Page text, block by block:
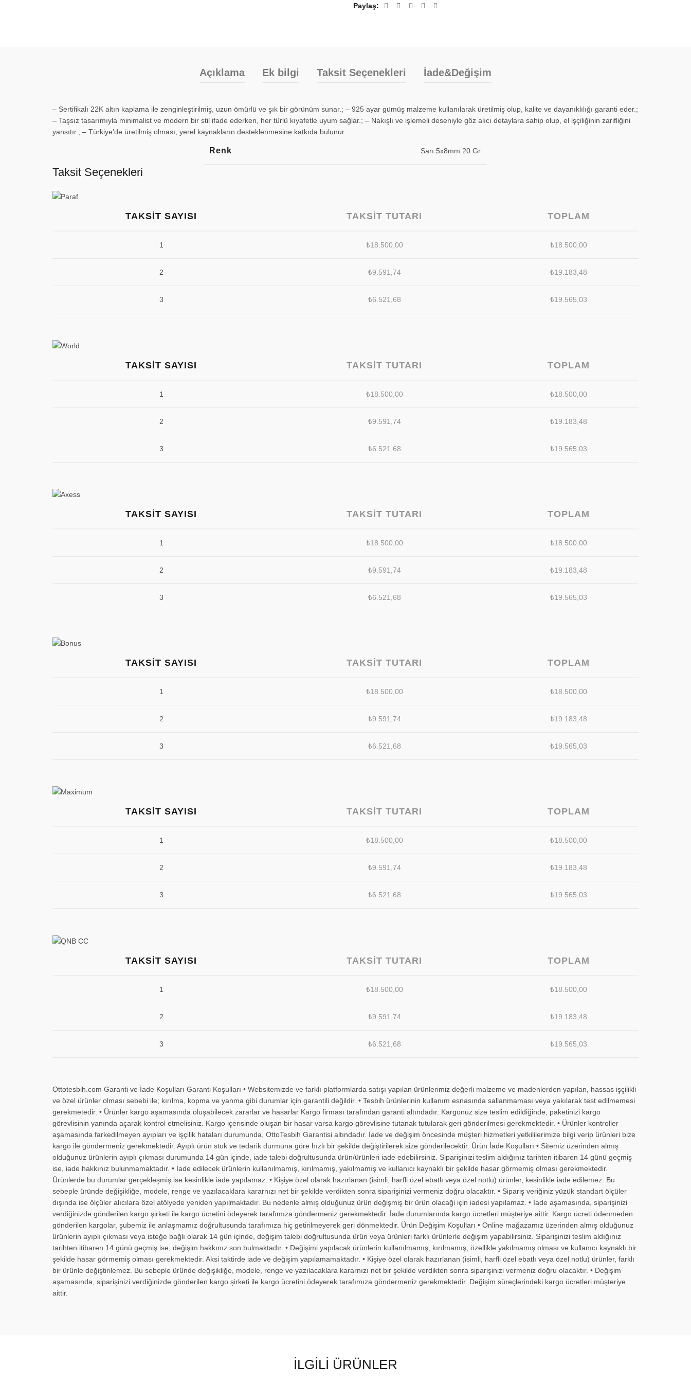
Paylaş
Açıklama Ek bilgi Taksit Seçenekleri İade&Değişim
– Sertifikalı 22K altın kaplama ile zenginleştirilmiş, uzun ömürlü ve şık bir görünüm sunar.; – 925 ayar gümüş malzeme kullanılarak üretilmiş olup, kalite ve dayanıklılığı garanti eder.;
– Taşsız tasarımıyla minimalist ve modern bir stil ifade ederken, her türlü kıyafetle uyum sağlar.; – Nakışlı ve işlemeli deseniyle göz alıcı detaylara sahip olup, el işçiliğinin zarifliğini
yansıtır.; – Türkiye’de üretilmiş olması, yerel kaynakların desteklenmesine katkıda bulunur.
Renk Sarı 5x8mm 20 Gr
Taksit Seçenekleri
TAKSIT SAYISI TAKSIT TUTARI TOPLAM
1 ₺18.500,00 ₺18.500,00
2 ₺9.591,74 ₺19.183,48
3 ₺6.521,68 ₺19.565,03
TAKSIT SAYISI TAKSIT TUTARI TOPLAM
1 ₺18.500,00 ₺18.500,00
2 ₺9.591,74 ₺19.183,48
3 ₺6.521,68 ₺19.565,03
TAKSIT SAYISI TAKSIT TUTARI TOPLAM
1 ₺18.500,00 ₺18.500,00
2 ₺9.591,74 ₺19.183,48
3 ₺6.521,68 ₺19.565,03
TAKSIT SAYISI TAKSIT TUTARI TOPLAM
1 ₺18.500,00 ₺18.500,00
2 ₺9.591,74 ₺19.183,48
3 ₺6.521,68 ₺19.565,03
TAKSIT SAYISI TAKSIT TUTARI TOPLAM
1 ₺18.500,00 ₺18.500,00
2 ₺9.591,74 ₺19.183,48
3 ₺6.521,68 ₺19.565,03
TAKSIT SAYISI TAKSIT TUTARI TOPLAM
1 ₺18.500,00 ₺18.500,00
2 ₺9.591,74 ₺19.183,48
3 ₺6.521,68 ₺19.565,03
Ottotesbih.com Garanti ve İade Koşulları Garanti Koşulları • Websitemizde ve farklı platformlarda satışı yapılan ürünlerimiz değerli malzeme ve madenlerden yapılan, hassas işçilikli
ve özel ürünler olması sebebi ile; kırılma, kopma ve yanma gibi durumlar için garantili değildir. • Tesbih ürünlerinin kullanım esnasında sallanmaması veya yakılarak test edilmemesi
gerekmetedir. • Ürünler kargo aşamasında oluşabilecek zararlar ve hasarlar Kargo firması tarafından garanti altındadır. Kargonuz size teslim edildiğinde, paketinizi kargo
görevlisinin yanında açarak kontrol etmelisiniz. Kargo içerisinde oluşan bir hasar varsa kargo görevlisine tutanak tutularak geri gönderilmesi gerekmektedir. • Ürünler kontroller
aşamasında farkedilmeyen ayıpları ve işçilik hataları durumunda, OttoTesbih Garantisi altındadır. İade ve değişim öncesinde müşteri hizmetleri yetkililerimize bilgi verip ürünleri bize
kargo ile göndermeniz gerekmektedir. Ayıplı ürün stok ve tedarik durmuna göre hızlı bir şekilde değiştirilerek size gönderilecektir. Ürün İade Koşulları • Sitemiz üzerinden almış
olduğunuz ürünlerin ayıplı çıkması durumunda 14 gün içinde, iade talebi doğrultusunda ürün/ürünleri iade edebilirsiniz. Siparişinizi teslim aldığınız tarihten itibaren 14 günü geçmiş
ise, iade hakkınız bulunmamaktadır. • İade edilecek ürünlerin kullanılmamış, kırılmamış, yakılmamış ve kullanıcı kaynaklı bir şekilde hasar görmemiş olması gerekmektedir.
Ürünlerde bu durumlar gerçekleşmiş ise kesinlikle iade yapılamaz. • Kişiye özel olarak hazırlanan (isimli, harfli özel ebatlı veya özel notlu) ürünler, kesinlikle iade edilemez. Bu
sebeple üründe değişikliğe, modele, renge ve yazılacaklara kararnızı net bir şekilde verdikten sonra siparişinizi vermeniz doğru olacaktır. • Sipariş veriğiniz yüzük standart ölçüler
dışında ise ölçüler alıcılara özel atölyede yeniden yapılmaktadır. Bu nedenle almış olduğunuz ürün değişmiş bir ürün olacaği için iadesi yapılamaz. • İade aşamasında, siparişinizi
verdiğinizde gönderilen kargo şirketi ile kargo ücretini ödeyerek tarafımıza göndermeniz gerekmektedir. İade durumlarında kargo ücretleri müşteriye aittir. Kargo ücreti ödenmeden
gönderilen kargolar, şubemiz ile anlaşmamız doğrultusunda tarafımıza hiç getirilmeyerek geri dönmektedir. Ürün Değişim Koşulları • Online mağazamız üzerinden almış olduğunuz
ürünlerin ayıplı çıkması veya isteğe bağlı olarak 14 gün içinde, değişim talebi doğrultusunda ürün veya ürünleri farklı ürünlerle değişim yapabilirsiniz. Siparişinizi teslim aldığınız
tarihten itibaren 14 günü geçmiş ise, değişim hakkınız son bulmaktadır. • Değişimi yapılacak ürünlerin kullanılmamış, kırılmamış, özellikle yakılmamış olması ve kullanıcı kaynaklı bir
şekilde hasar görmemiş olması gerekmektedir. Aksi taktirde iade ve değişim yapılamamaktadır. • Kişiye özel olarak hazırlanan (isimli, harfli özel ebatlı veya özel notlu) ürünler, farklı
bir ürünle değiştirilemez. Bu sebeple üründe değişikliğe, modele, renge ve yazılacaklara kararnızı net bir şekilde verdikten sonra siparişinizi vermeniz doğru olacaktır. • Değişim
aşamasında, siparişinizi verdiğinizde gönderilen kargo şirketi ile kargo ücretini ödeyerek tarafımıza göndermeniz gerekmektedir. Değişim süreçlerindeki kargo ücretleri müşteriye
aittir.
İLGILI ÜRÜNLER